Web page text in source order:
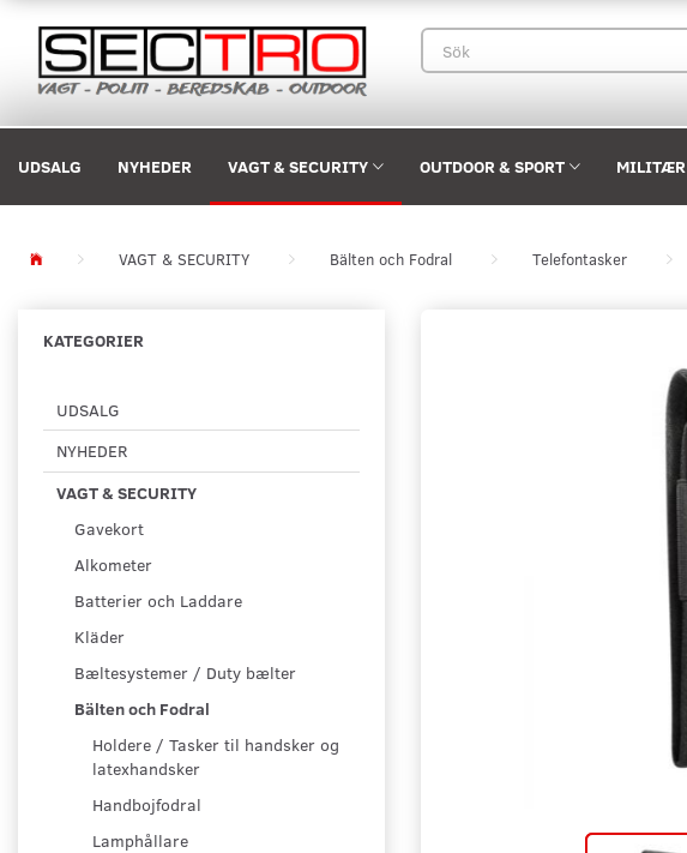
UDSALG NYHEDER VAGT & SECURITY OUTDOOR & SPORT MILITÆR
VAGT & SECURITY Bälten och Fodral Telefontasker
KATEGORIER
UDSALG
NYHEDER
VAGT & SECURITY
Gavekort
Alkometer
Batterier och Laddare
Kläder
Bæltesystemer / Duty bælter
Bälten och Fodral
Holdere / Tasker til handsker og
latexhandsker
Handbojfodral
Lamphållare